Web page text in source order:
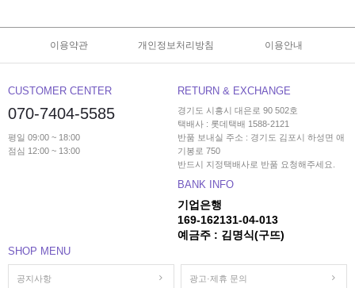
이용약관 개인정보처리방침 이용안내
CUSTOMER CENTER
070-7404-5585
평일 09:00 ~ 18:00
점심 12:00 ~ 13:00
RETURN & EXCHANGE
경기도 시흥시 대은로 90 502호
택배사 : 롯데택배 1588-2121
반품 보내실 주소 : 경기도 김포시 하성면 애
기봉로 750
반드시 지정택배사로 반품 요청해주세요.
BANK INFO
기업은행
169-162131-04-013
예금주 : 김명식(구뜨)
SHOP MENU
공지사항 광고·제휴 문의